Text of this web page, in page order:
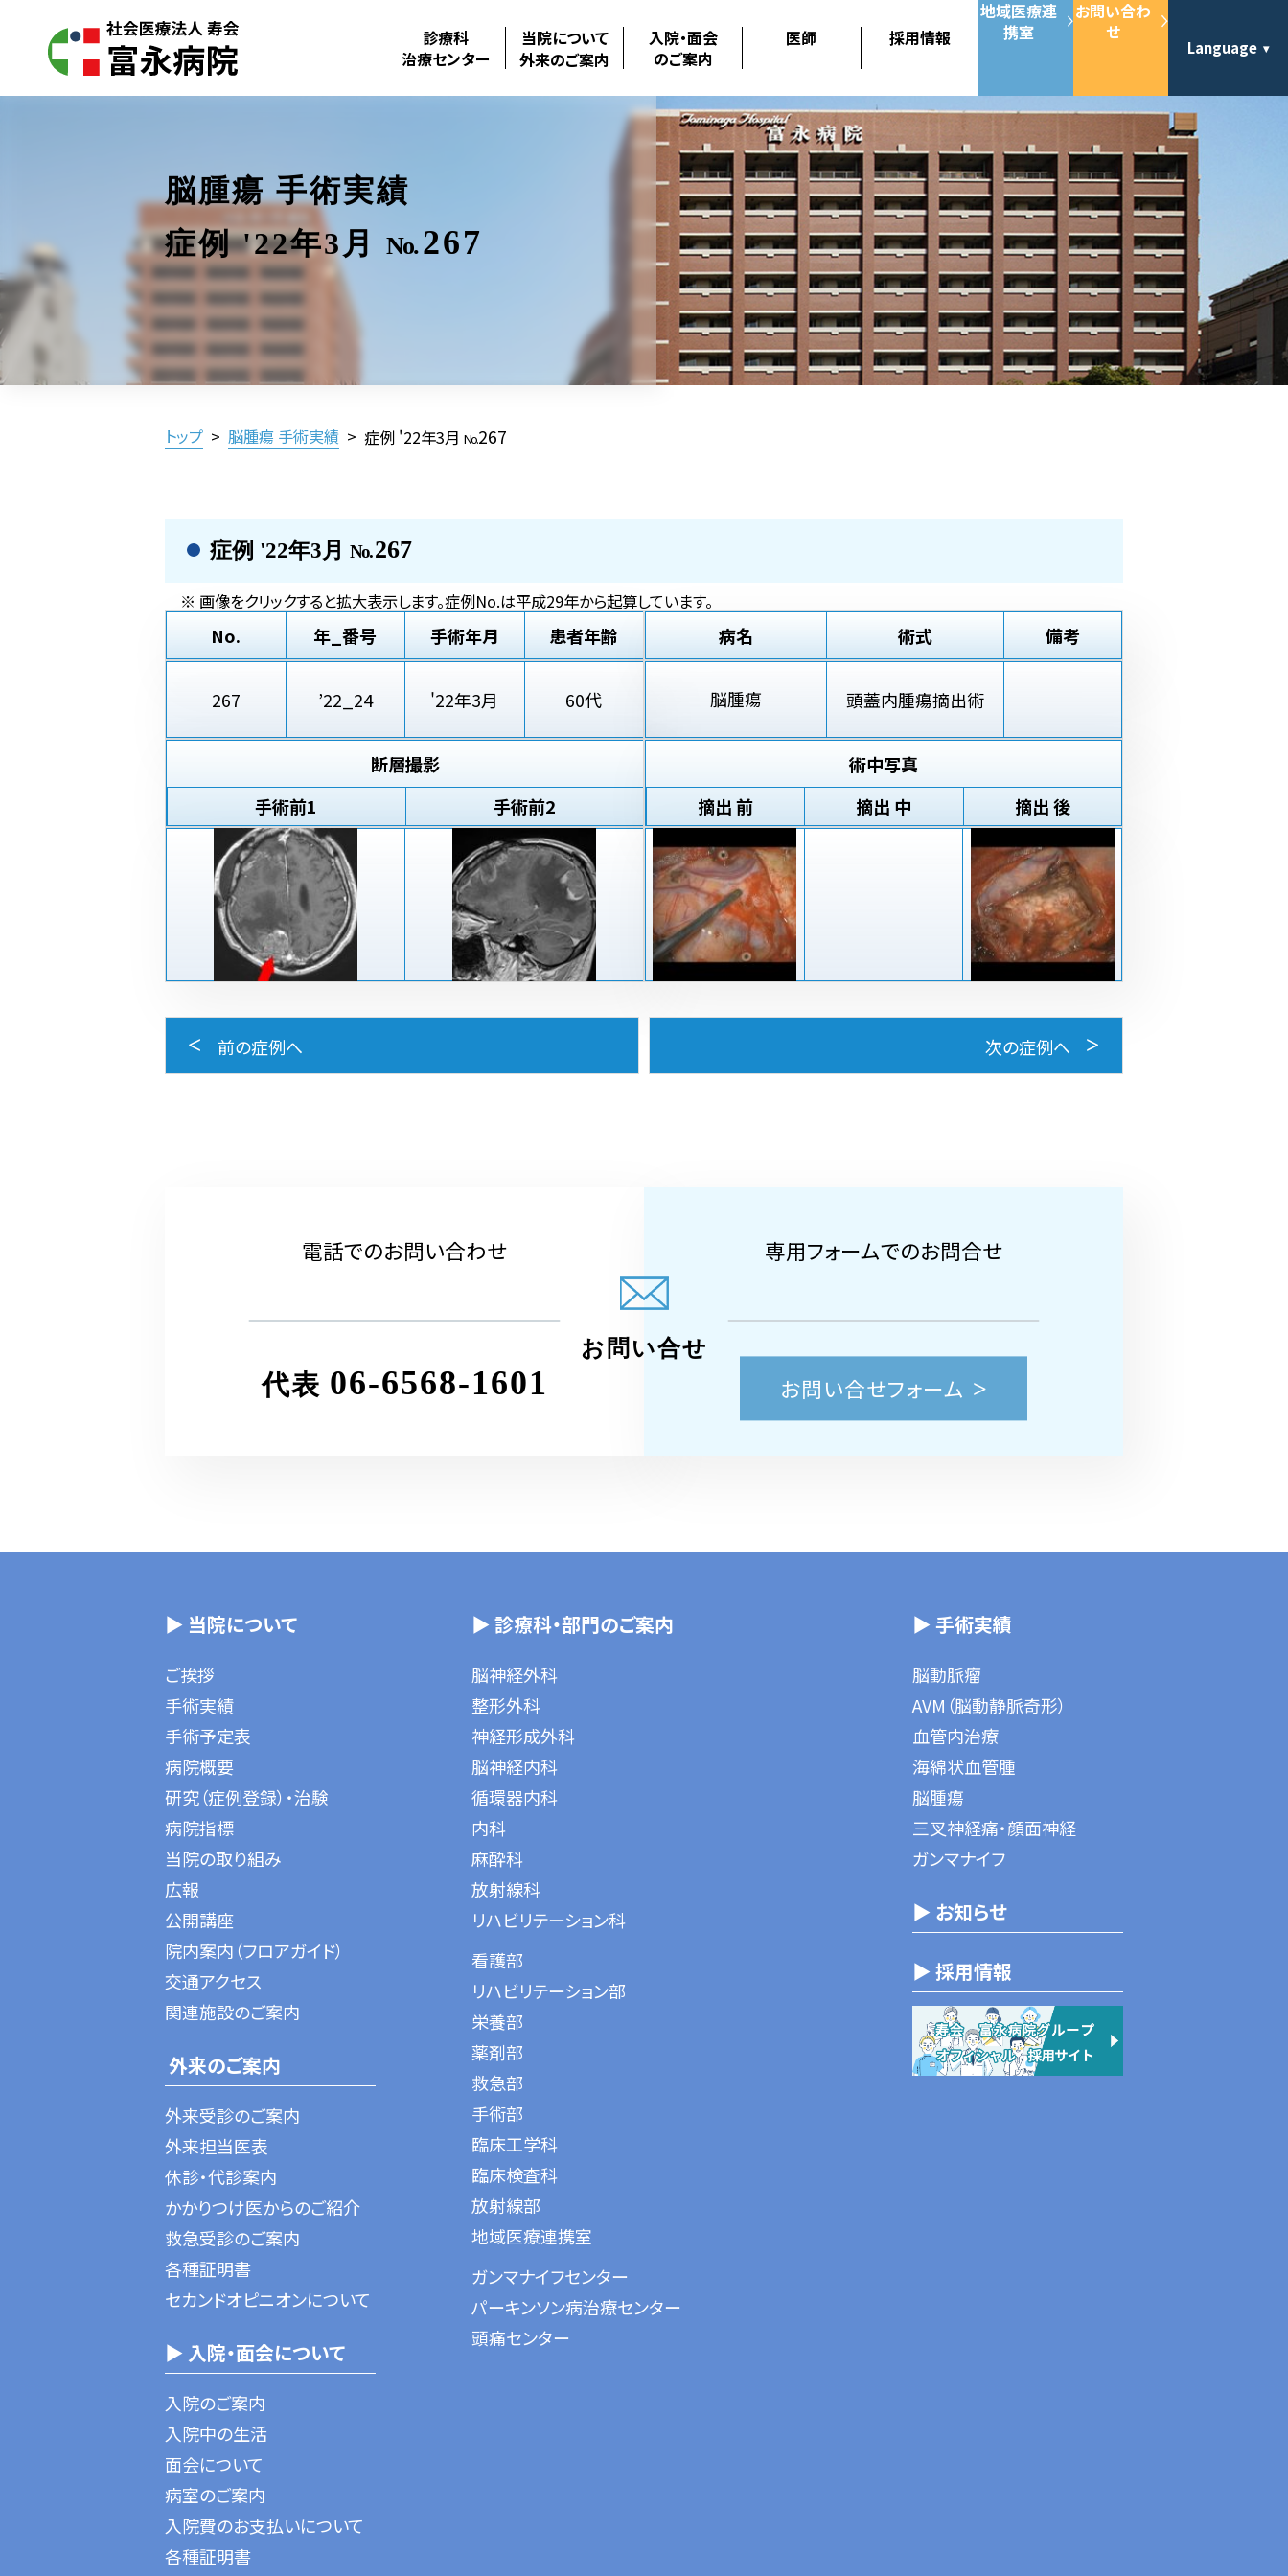
診療科
治療センター
当院について
外来のご案内
入院・面会
のご案内
医師 採用情報
地域医療連
携室
お問い合わ
せ
Language
脳腫瘍 手術実績
症例 '22年3月
No.267
トップ > 脳腫瘍 手術実績 > 症例 '22年3月No.267
症例 '22年3月 No.267
※ 画像をクリックすると拡大表示します。症例No.は平成29年から起算しています。
No. 年_番号 手術年月 患者年齢
267 ’22_24 '22年3月 60代
病名 術式 備考
脳腫瘍 頭蓋内腫瘍摘出術
断層撮影
手術前1 手術前2
術中写真
摘出 前
摘出 中 摘出 後
前の症例へ 次の症例へ
電話でのお問い合わせ
代表 06-6568-1601
専用フォームでのお問合せ
お問い合せフォーム
お問い合せ
▶ 当院について
ご挨拶
手術実績
手術予定表
病院概要
研究（症例登録）・治験
病院指標
当院の取り組み
広報
公開講座
院内案内（フロアガイド）
交通アクセス
関連施設のご案内
外来のご案内
外来受診のご案内
外来担当医表
休診・代診案内
かかりつけ医からのご紹介
救急受診のご案内
各種証明書
セカンドオピニオンについて
▶ 入院・面会について
入院のご案内
入院中の生活
面会について
病室のご案内
入院費のお支払いについて
各種証明書
▶ 診療科・部門のご案内
脳神経外科
整形外科
神経形成外科
脳神経内科
循環器内科
内科
麻酔科
放射線科
リハビリテーション科
看護部
リハビリテーション部
栄養部
薬剤部
救急部
手術部
臨床工学科
臨床検査科
放射線部
地域医療連携室
ガンマナイフセンター
パーキンソン病治療センター
頭痛センター
▶ 手術実績
脳動脈瘤
AVM（脳動静脈奇形）
血管内治療
海綿状血管腫
脳腫瘍
三叉神経痛・顔面神経
ガンマナイフ
▶ お知らせ
▶ 採用情報